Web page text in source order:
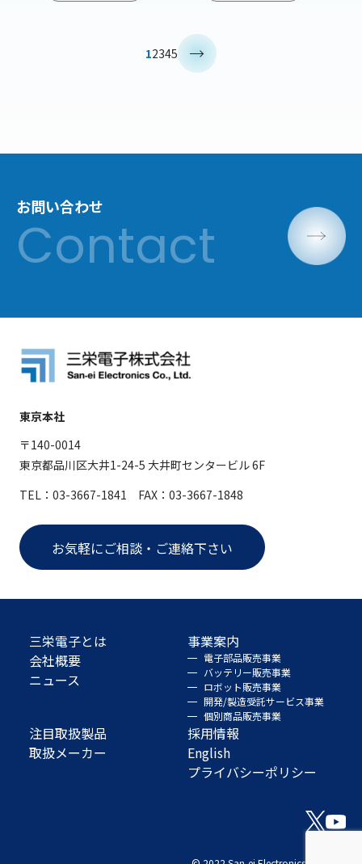
12345
お問い合わせ
東京本社
〒140-0014
東京都品川区大井1-24-5 大井町センタービル 6F
TEL：03-3667-1841 FAX：03-3667-1848
お気軽にご相談・ご連絡下さい
三栄電子とは
会社概要
ニュース
事業案内
電子部品販売事業
バッテリー販売事業
ロボット販売事業
開発/製造受託サービス事業
個別商品販売事業
注目取扱製品
取扱メーカー
採用情報
English
プライバシーポリシー